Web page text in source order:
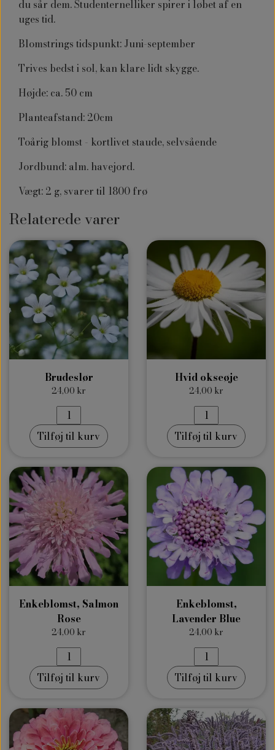
du sår dem.Studenternelliker spirer i løbet af en
uges tid.
Blomstrings tidspunkt: Juni-september
Trives bedst i sol, kan klare lidt skygge.
Højde: ca. 50 cm
Planteafstand: 20cm
Toårig blomst - kortlivet staude, selvsående
Jordbund: alm. havejord.
Vægt: 2 g, svarer til 1800 frø
Relaterede varer
Brudeslør
24,00 kr
Tilføj til kurv
Hvid okseøje
24,00 kr
Tilføj til kurv
Enkeblomst, Salmon
Rose
24,00 kr
Tilføj til kurv
Enkeblomst,
Lavender Blue
24,00 kr
Tilføj til kurv